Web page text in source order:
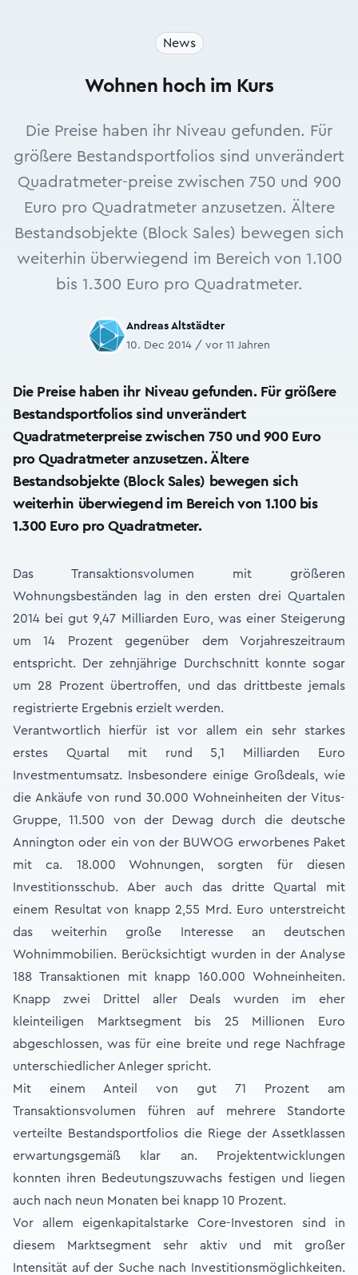
News
Wohnen hoch im Kurs
Die Preise haben ihr Niveau gefunden. Für
größere Bestandsportfolios sind unverändert
Quadratmeter-preise zwischen 750 und 900
Euro pro Quadratmeter anzusetzen. Ältere
Bestandsobjekte (Block Sales) bewegen sich
weiterhin überwiegend im Bereich von 1.100
bis 1.300 Euro pro Quadratmeter.
Andreas Altstädter
10. Dec 2014 / vor 11 Jahren
Die Preise haben ihr Niveau gefunden. Für größere
Bestandsportfolios sind unverändert
Quadratmeterpreise zwischen 750 und 900 Euro
pro Quadratmeter anzusetzen. Ältere
Bestandsobjekte (Block Sales) bewegen sich
weiterhin überwiegend im Bereich von 1.100 bis
1.300 Euro pro Quadratmeter.
Das Transaktionsvolumen mit größeren
Wohnungsbeständen lag in den ersten drei Quartalen
2014 bei gut 9,47 Milliarden Euro, was einer Steigerung
um 14 Prozent gegenüber dem Vorjahreszeitraum
entspricht. Der zehnjährige Durchschnitt konnte sogar
um 28 Prozent übertroffen, und das drittbeste jemals
registrierte Ergebnis erzielt werden.
Verantwortlich hierfür ist vor allem ein sehr starkes
erstes Quartal mit rund 5,1 Milliarden Euro
Investmentumsatz. Insbesondere einige Großdeals, wie
die Ankäufe von rund 30.000 Wohneinheiten der Vitus-
Gruppe, 11.500 von der Dewag durch die deutsche
Annington oder ein von der BUWOG erworbenes Paket
mit ca. 18.000 Wohnungen, sorgten für diesen
Investitionsschub. Aber auch das dritte Quartal mit
einem Resultat von knapp 2,55 Mrd. Euro unterstreicht
das weiterhin große Interesse an deutschen
Wohnimmobilien. Berücksichtigt wurden in der Analyse
188 Transaktionen mit knapp 160.000 Wohneinheiten.
Knapp zwei Drittel aller Deals wurden im eher
kleinteiligen Marktsegment bis 25 Millionen Euro
abgeschlossen, was für eine breite und rege Nachfrage
unterschiedlicher Anleger spricht.
Mit einem Anteil von gut 71 Prozent am
Transaktionsvolumen führen auf mehrere Standorte
verteilte Bestandsportfolios die Riege der Assetklassen
erwartungsgemäß klar an. Projektentwicklungen
konnten ihren Bedeutungszuwachs festigen und liegen
auch nach neun Monaten bei knapp 10 Prozent.
Vor allem eigenkapitalstarke Core-Investoren sind in
diesem Marktsegment sehr aktiv und mit großer
Intensität auf der Suche nach Investitionsmöglichkeiten.